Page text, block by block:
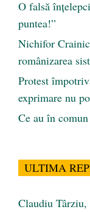
O falsă
puntea!”
Nichifor
românizarea
Protest
exprimare nu
Ce au în
ULTIMA
Claudiu Târziu,